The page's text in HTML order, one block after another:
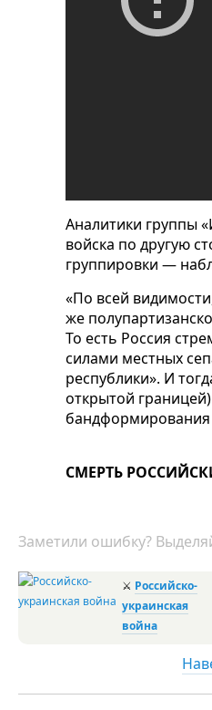
Аналитики группы
войска по другую
группировки —
«По всей
же
То есть Россия
силами местных
республики». И
открытой
бандформирования
СМЕРТЬ
Заметили ошибку?
⚔ Российско-
украинская
война